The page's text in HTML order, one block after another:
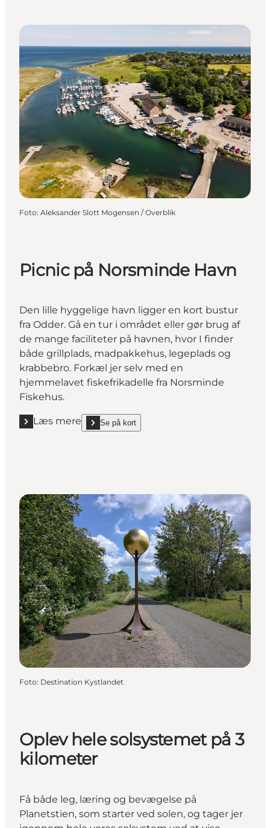
Foto: Aleksander Slott Mogensen / Overblik
Picnic på Norsminde Havn
Den lille hyggelige havn ligger en kort bustur
fra Odder. Gå en tur i området eller gør brug af
de mange faciliteter på havnen, hvor I finder
både grillplads, madpakkehus, legeplads og
krabbebro. Forkæl jer selv med en
hjemmelavet fiskefrikadelle fra Norsminde
Fiskehus.
Læs mere
Læs mere "Picnic på Norsminde Havn"
Se på kort
show Picnic på Norsminde Havn on_map
Foto: Destination Kystlandet
Oplev hele solsystemet på 3
kilometer
Få både leg, læring og bevægelse på
Planetstien, som starter ved solen, og tager jer